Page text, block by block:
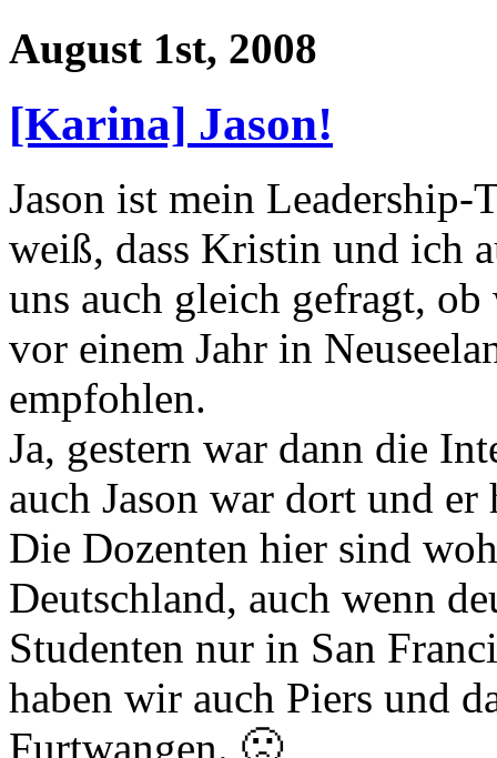
August 1st, 2008
[Karina] Jason!
Jason ist mein Leadership-
weiß, dass Kristin und ich
uns auch gleich gefragt,
vor einem Jahr in
empfohlen.
Ja, gestern war dann die
auch Jason war dort und
Die Dozenten hier sind
Deutschland, auch wenn
Studenten nur in San
haben wir auch Piers und
Furtwangen. 🙁